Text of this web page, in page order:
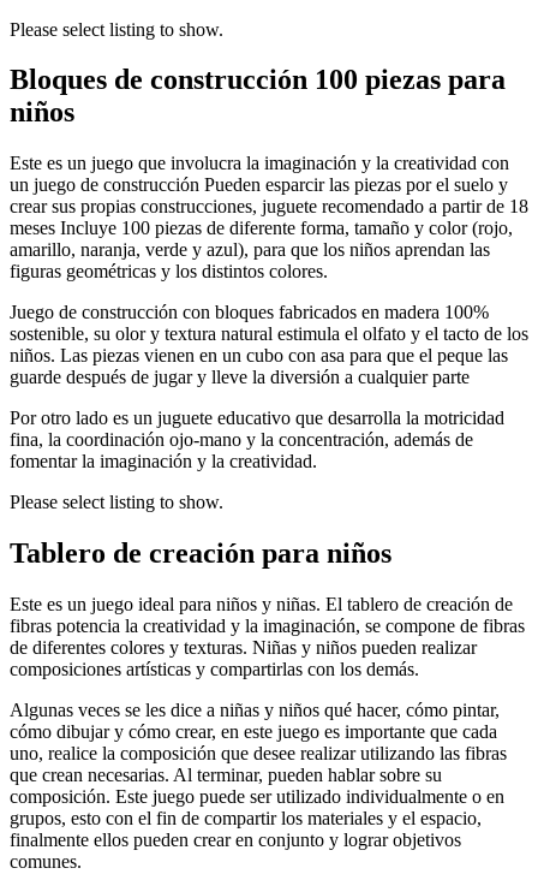
Please select listing to show.
Bloques de construcción 100 piezas para
niños
Este es un juego que involucra la imaginación y la creatividad con
un juego de construcción Pueden esparcir las piezas por el suelo y
crear sus propias construcciones, juguete recomendado a partir de 18
meses Incluye 100 piezas de diferente forma, tamaño y color (rojo,
amarillo, naranja, verde y azul), para que los niños aprendan las
figuras geométricas y los distintos colores.
Juego de construcción con bloques fabricados en madera 100%
sostenible, su olor y textura natural estimula el olfato y el tacto de los
niños. Las piezas vienen en un cubo con asa para que el peque las
guarde después de jugar y lleve la diversión a cualquier parte
Por otro lado es un juguete educativo que desarrolla la motricidad
fina, la coordinación ojo-mano y la concentración, además de
fomentar la imaginación y la creatividad.
Please select listing to show.
Tablero de creación para niños
Este es un juego ideal para niños y niñas. El tablero de creación de
fibras potencia la creatividad y la imaginación, se compone de fibras
de diferentes colores y texturas. Niñas y niños pueden realizar
composiciones artísticas y compartirlas con los demás.
Algunas veces se les dice a niñas y niños qué hacer, cómo pintar,
cómo dibujar y cómo crear, en este juego es importante que cada
uno, realice la composición que desee realizar utilizando las fibras
que crean necesarias. Al terminar, pueden hablar sobre su
composición. Este juego puede ser utilizado individualmente o en
grupos, esto con el fin de compartir los materiales y el espacio,
finalmente ellos pueden crear en conjunto y lograr objetivos
comunes.